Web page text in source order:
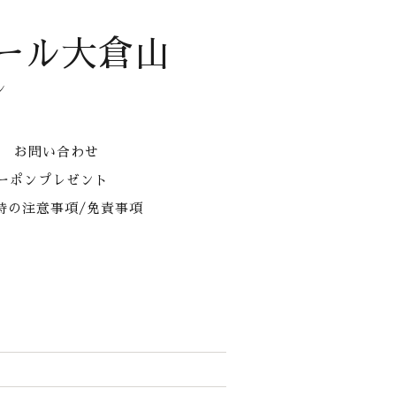
ル大倉山
お問い合わせ
ポンプレゼント
の注意事項/免責事項